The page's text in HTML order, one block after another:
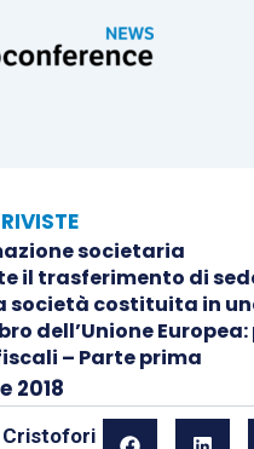
societaria
il trasferimento di
società costituita in
dell’Unione
– Parte prima
2018
Cristofori